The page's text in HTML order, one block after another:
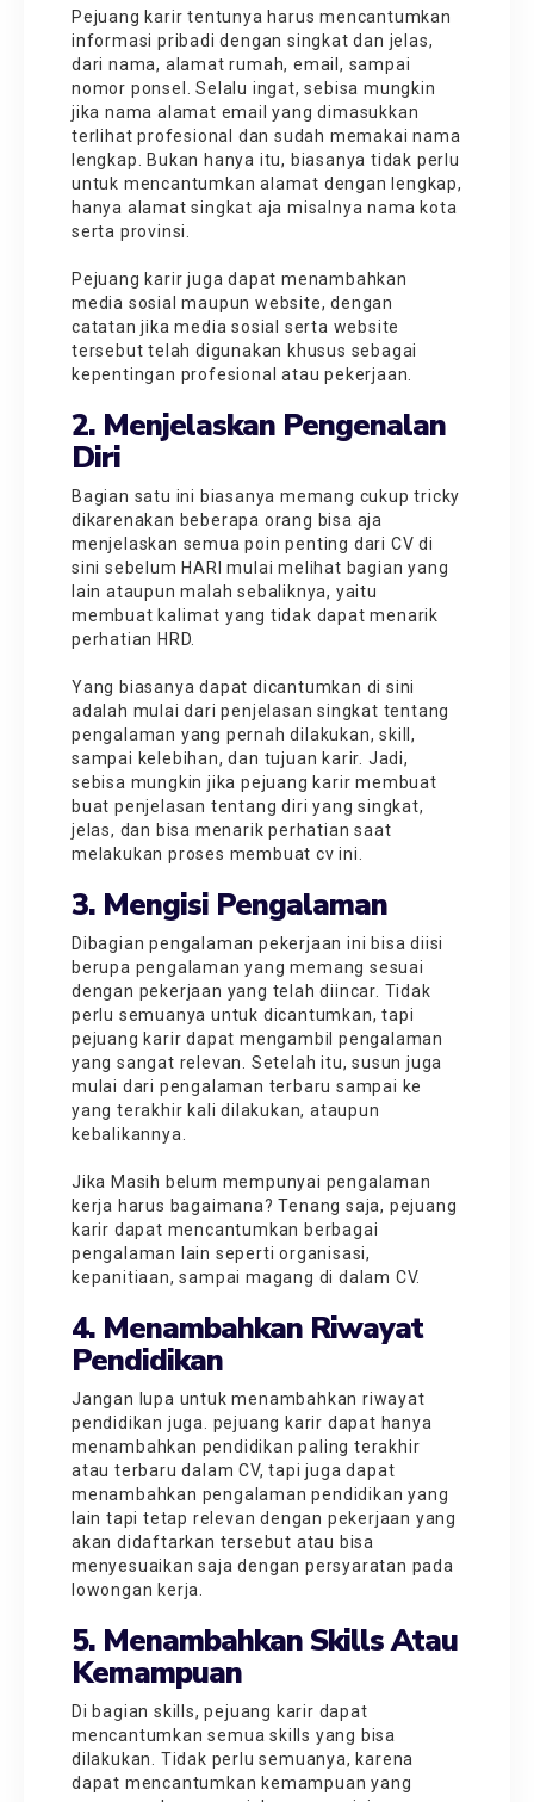
Pejuang karir tentunya harus mencantumkan
informasi pribadi dengan singkat dan jelas,
dari nama, alamat rumah, email, sampai
nomor ponsel. Selalu ingat, sebisa mungkin
jika nama alamat email yang dimasukkan
terlihat profesional dan sudah memakai nama
lengkap. Bukan hanya itu, biasanya tidak perlu
untuk mencantumkan alamat dengan lengkap,
hanya alamat singkat aja misalnya nama kota
serta provinsi.
Pejuang karir juga dapat menambahkan
media sosial maupun website, dengan
catatan jika media sosial serta website
tersebut telah digunakan khusus sebagai
kepentingan profesional atau pekerjaan.
2. Menjelaskan Pengenalan
Diri
Bagian satu ini biasanya memang cukup tricky
dikarenakan beberapa orang bisa aja
menjelaskan semua poin penting dari CV di
sini sebelum HARI mulai melihat bagian yang
lain ataupun malah sebaliknya, yaitu
membuat kalimat yang tidak dapat menarik
perhatian HRD.
Yang biasanya dapat dicantumkan di sini
adalah mulai dari penjelasan singkat tentang
pengalaman yang pernah dilakukan, skill,
sampai kelebihan, dan tujuan karir. Jadi,
sebisa mungkin jika pejuang karir membuat
buat penjelasan tentang diri yang singkat,
jelas, dan bisa menarik perhatian saat
melakukanproses membuat cvini.
3. Mengisi Pengalaman
Dibagian pengalaman pekerjaan ini bisa diisi
berupa pengalaman yang memang sesuai
dengan pekerjaan yang telah diincar. Tidak
perlu semuanya untuk dicantumkan, tapi
pejuang karir dapat mengambil pengalaman
yang sangat relevan. Setelah itu, susun juga
mulai dari pengalaman terbaru sampai ke
yang terakhir kali dilakukan, ataupun
kebalikannya.
Jika Masih belum mempunyai pengalaman
kerja harus bagaimana? Tenang saja, pejuang
karir dapat mencantumkan berbagai
pengalaman lain seperti organisasi,
kepanitiaan, sampai magang di dalam CV.
4. Menambahkan Riwayat
Pendidikan
Jangan lupa untuk menambahkan riwayat
pendidikan juga. pejuang karir dapat hanya
menambahkan pendidikan paling terakhir
atau terbaru dalam CV, tapi juga dapat
menambahkan pengalaman pendidikan yang
lain tapi tetap relevan dengan pekerjaan yang
akan didaftarkan tersebut atau bisa
menyesuaikan saja dengan persyaratan pada
lowongan kerja.
5. Menambahkan Skills Atau
Kemampuan
Di bagian skills, pejuang karir dapat
mencantumkan semua skills yang bisa
dilakukan. Tidak perlu semuanya, karena
dapat mencantumkan kemampuan yang